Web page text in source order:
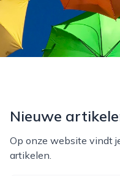
Nieuwe
Op onze website vindt
artikelen.